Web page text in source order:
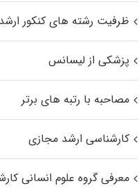
ظرفیت رشته های کنکور ارشد
پزشکی از لیسانس
مصاحبه با رتبه های برتر
کارشناسی ارشد مجازی
معرفی گروه علوم انسانی